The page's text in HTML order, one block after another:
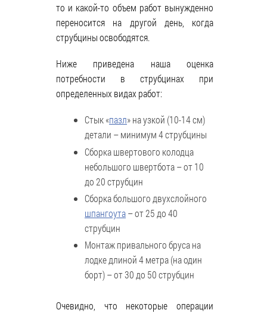
то и какой-то объем работ вынужденно
переносится на другой день, когда
струбцины освободятся.
Ниже приведена наша оценка
потребности в струбцинах при
определенных видах работ:
Стык «пазл» на узкой (10-14 см)
детали – минимум 4 струбцины
Сборка швертового колодца
небольшого швертбота – от 10
до 20 струбцин
Сборка большого двухслойного
шпангоута– от 25 до 40
струбцин
Монтаж привального бруса на
лодке длиной 4 метра (на один
борт) – от 30 до 50 струбцин
Очевидно, что некоторые операции